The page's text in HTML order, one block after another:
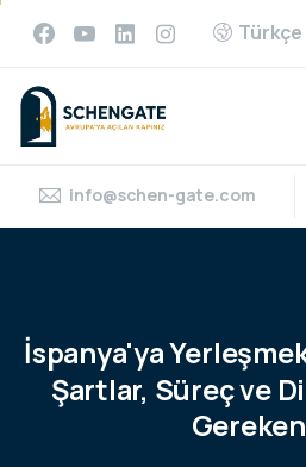
Türkçe
info@schen-gate.com
İspanya'ya
Şartlar, Süreçve